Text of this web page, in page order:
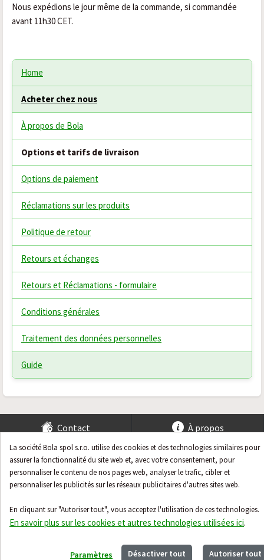
La société Bola spol s.r.o. utilise des cookies et des technologies similaires pour
assurer la fonctionnalité du site web et, avec votre consentement, pour
personnaliser le contenu de nos pages web, analyser le trafic, cibler et
personnaliser les publicités sur les réseaux publicitaires d'autres sites web.
En cliquant sur "Autoriser tout", vous acceptez l'utilisation de ces technologies.
En savoir plus sur les cookies et autres technologies utilisées ici.
Paramètres Désactiver tout Autoriser tout
Nous expédions le jour même de la commande, si commandée
avant 11h30 CET.
Home
Acheter chez nous
À propos de Bola
Options et tarifs de livraison
Options de paiement
Réclamations sur les produits
Politique de retour
Retours et échanges
Retours et Réclamations - formulaire
Conditions générales
Traitement des données personnelles
Guide
Contact À propos
Guide